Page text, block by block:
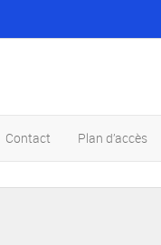
Contact Plan d’accès